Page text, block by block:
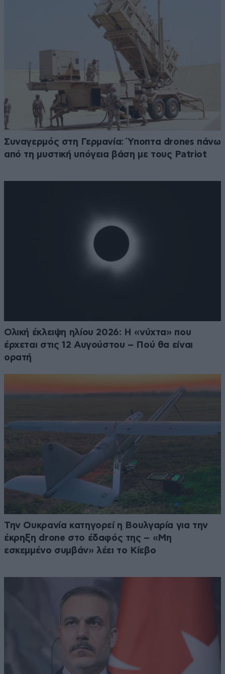
Συναγερμός στη Γερμανία: Ύποπτα drones πάνω
από τη μυστική υπόγεια βάση με τους Patriot
Ολική έκλειψη ηλίου 2026: Η «νύχτα» που
έρχεται στις 12 Αυγούστου – Πού θα είναι
ορατή
Την Ουκρανία κατηγορεί η Βουλγαρία για την
έκρηξη drone στο έδαφός της – «Μη
εσκεμμένο συμβάν» λέει το Κίεβο